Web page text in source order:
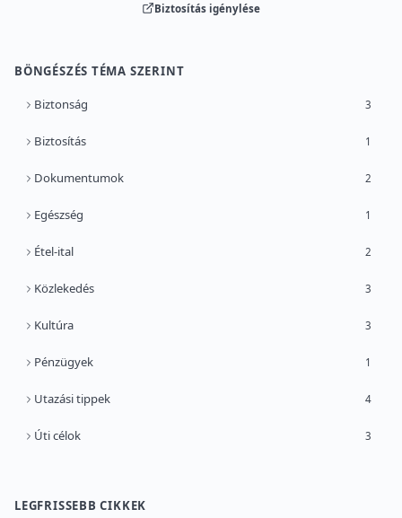
Biztosítás igénylése
BÖNGÉSZÉS TÉMA SZERINT
Biztonság 3
Biztosítás 1
Dokumentumok 2
Egészség 1
Étel-ital 2
Közlekedés 3
Kultúra 3
Pénzügyek 1
Utazási tippek 4
Úti célok 3
LEGFRISSEBB CIKKEK